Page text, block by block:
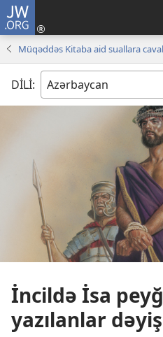
JW.ORG
Müqəddəs Kitaba aid suallara
DİLİ:
İncildə İsa
yazılanlar